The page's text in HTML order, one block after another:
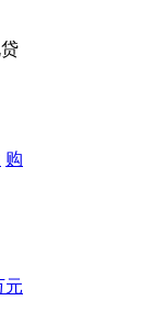
购
元